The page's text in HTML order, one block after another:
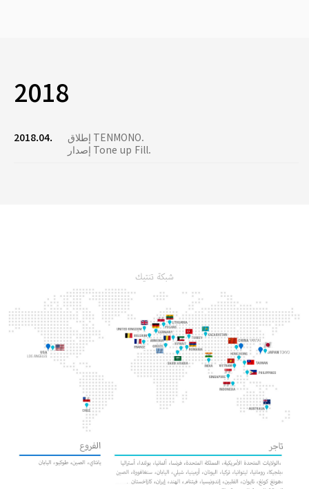
2018
2018.04.
إطلاق TENMONO.
إصدار Tone up Fill.